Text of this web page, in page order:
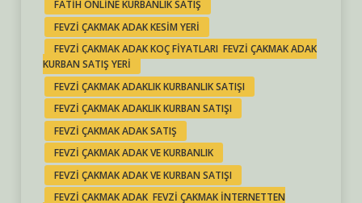
FATIH ONLINE KURBANLIK SATIŞ
FEVZI ÇAKMAK ADAK KESIM YERI
FEVZI ÇAKMAK ADAK KOÇ FIYATLARI FEVZI ÇAKMAK ADAK
KURBAN SATIŞ YERI
FEVZI ÇAKMAK ADAKLIK KURBANLIK SATIŞI
FEVZI ÇAKMAK ADAKLIK KURBAN SATIŞI
FEVZI ÇAKMAK ADAK SATIŞ
FEVZI ÇAKMAK ADAK VE KURBANLIK
FEVZI ÇAKMAK ADAK VE KURBAN SATIŞI
FEVZI ÇAKMAK ADAK FEVZI ÇAKMAK INTERNETTEN